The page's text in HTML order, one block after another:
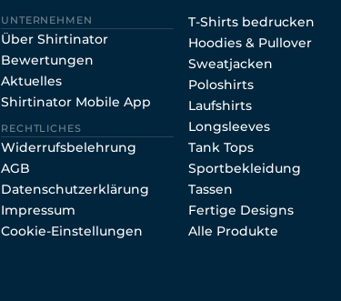
UNTERNEHMEN
Über Shirtinator
Bewertungen
Aktuelles
Shirtinator Mobile App
RECHTLICHES
Widerrufsbelehrung
AGB
Datenschutzerklärung
Impressum
Cookie-Einstellungen
T-Shirts bedrucken
Hoodies & Pullover
Sweatjacken
Poloshirts
Laufshirts
Longsleeves
Tank Tops
Sportbekleidung
Tassen
Fertige Designs
Alle Produkte